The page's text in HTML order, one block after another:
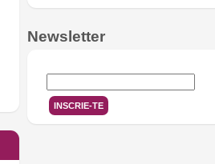
Newsletter
INSCRIE-TE